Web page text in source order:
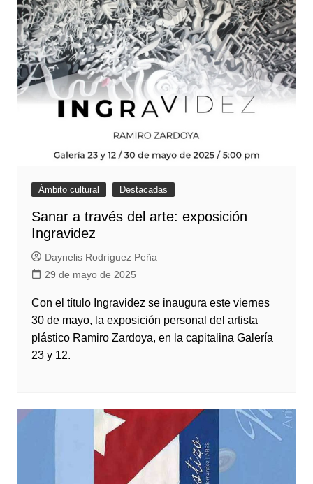
Ámbito cultural Destacadas
Sanar a través del arte: exposición
Ingravidez
Daynelis Rodríguez Peña
29 de mayo de 2025
Con el título Ingravidez se inaugura este viernes
30 de mayo, la exposición personal del artista
plástico Ramiro Zardoya, en la capitalina Galería
23 y 12.